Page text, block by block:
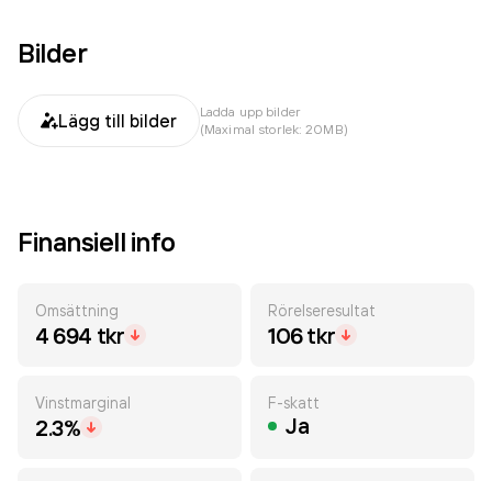
Bilder
Lägg till bilder
Ladda upp bilder
(Maximal storlek: 20MB)
Finansiell info
Omsättning
4 694 tkr
Rörelseresultat
106 tkr
Vinstmarginal
2.3%
F-skatt
Ja